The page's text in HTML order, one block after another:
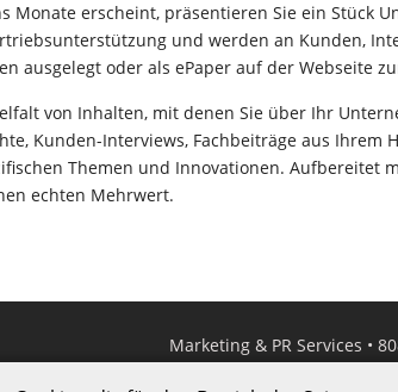
Monate erscheint, präsentieren Sie ein Stück
und werden an Kunden,
ausgelegt oder als ePaper auf der Webseite
von Inhalten, mit denen Sie über Ihr
Kunden-Interviews, Fachbeiträge aus
Themen und Innovationen. Aufbereitet
echten Mehrwert.
Marketing & PR Services •